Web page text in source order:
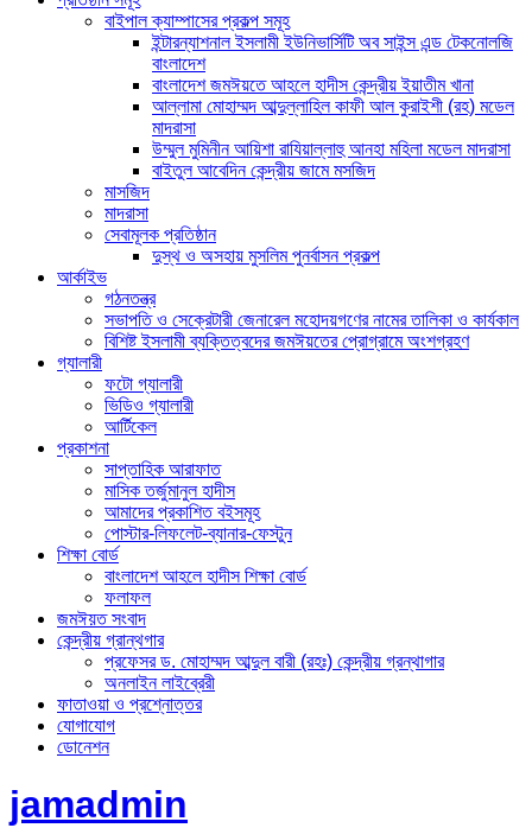
বাইপাল ক্যাম্পাসের প্রকল্প সমূহ
ইন্টারন্যাশনাল ইসলামী ইউনিভার্সিটি অব সাইন্স এন্ড টেকনোলজি
বাংলাদেশ
বাংলাদেশ জমঈয়তে আহলে হাদীস কেন্দ্রীয় ইয়াতীম খানা
আল্লামা মোহাম্মদ আব্দুল্লাহিল কাফী আল কুরাইশী (রহ) মডেল
মাদরাসা
উম্মুল মুমিনীন আয়িশা রাযিয়াল্লাহু আনহা মহিলা মডেল মাদরাসা
বাইতুল আবেদিন কেন্দ্রীয় জামে মসজিদ
মাসজিদ
মাদরাসা
সেবামূলক প্রতিষ্ঠান
দুস্থ ও অসহায় মুসলিম পুনর্বাসন প্রকল্প
আর্কাইভ
গঠনতন্ত্র
সভাপতি ও সেক্রেটারী জেনারেল মহোদয়গণের নামের তালিকা ও কার্যকাল
বিশিষ্ট ইসলামী ব্যক্তিত্বদের জমঈয়তের প্রোগ্রামে অংশগ্রহণ
গ্যালারী
ফটো গ্যালারী
ভিডিও গ্যালারী
আর্টিকেল
প্রকাশনা
সাপ্তাহিক আরাফাত
মাসিক তর্জুমানুল হাদীস
আমাদের প্রকাশিত বইসমূহ
পোস্টার-লিফলেট-ব্যানার-ফেস্টুন
শিক্ষা বোর্ড
বাংলাদেশ আহলে হাদীস শিক্ষা বোর্ড
ফলাফল
জমঈয়ত সংবাদ
কেন্দ্রীয় গ্রান্থগার
প্রফেসর ড. মোহাম্মদ আব্দুল বারী (রহঃ) কেন্দ্রীয় গ্রন্থাগার
অনলাইন লাইব্রেরী
ফাতাওয়া ও প্রশ্নোত্তর
যোগাযোগ
ডোনেশন
jamadmin